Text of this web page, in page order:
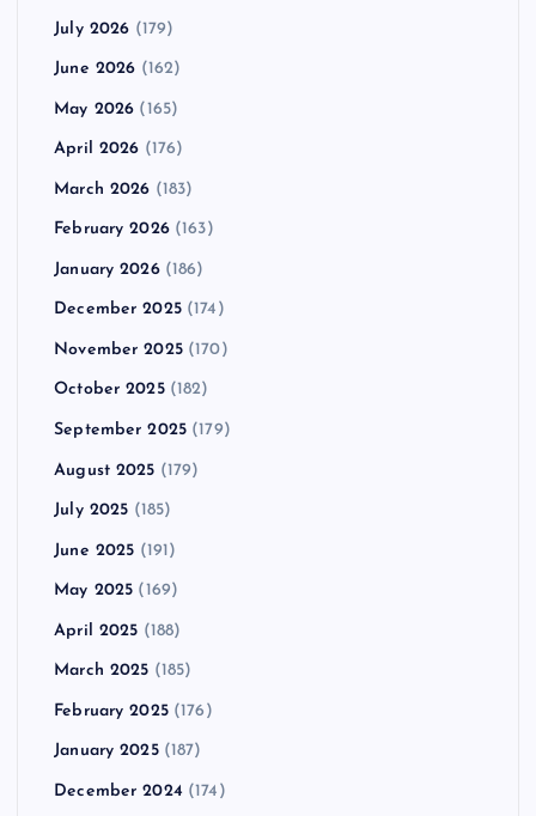
July 2026 (179)
June 2026 (162)
May 2026 (165)
April 2026 (176)
March 2026 (183)
February 2026(163)
January 2026(186)
December 2025(174)
November 2025(170)
October 2025(182)
September 2025 (179)
August 2025 (179)
July 2025 (185)
June 2025 (191)
May 2025 (169)
April 2025 (188)
March 2025 (185)
February 2025(176)
January 2025(187)
December 2024 (174)